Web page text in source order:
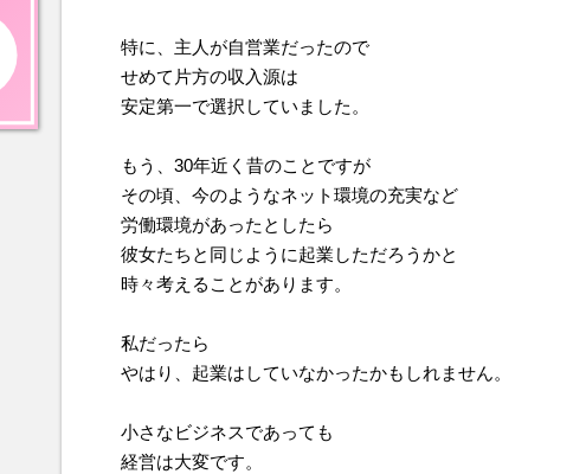
特に、主人が自営業だったので
せめて片方の収入源は
安定第一で選択していました。
もう、30年近く昔のことですが
その頃、今のようなネット環境の充実など
労働環境があったとしたら
彼女たちと同じように起業しただろうかと
時々考えることがあります。
私だったら
やはり、起業はしていなかったかもしれません。
小さなビジネスであっても
経営は大変です。